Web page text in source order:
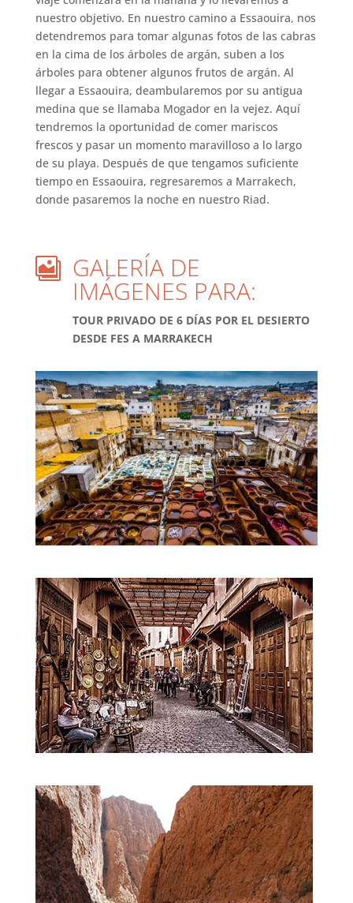
nuestro objetivo. En nuestro camino a Essaouira, nos
detendremos para tomar algunas fotos de las cabras
en la cima de los árboles de argán, suben a los
árboles para obtener algunos frutos de argán. Al
llegar a Essaouira, deambularemos por su antigua
medina que se llamaba Mogador en la vejez. Aquí
tendremos la oportunidad de comer mariscos
frescos y pasar un momento maravilloso a lo largo
de su playa. Después de que tengamos suficiente
tiempo en Essaouira, regresaremos a Marrakech,
donde pasaremos la noche en nuestro Riad.
 GALERÍA DE
IMÁGENES PARA:
TOUR PRIVADO DE 6 DÍAS POR EL DESIERTO
DESDE FES A MARRAKECH